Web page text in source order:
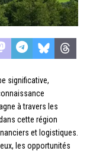
significative,
à travers les
cette région
et logistiques.
les opportunités